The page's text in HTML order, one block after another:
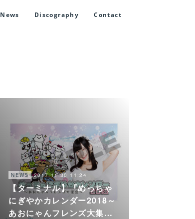
News Discography Contact
NEWS 2017.11.30 11:24
【ターミナル】『めっちゃ
にぎやかカレンダー2018～
あおにゃんフレンズ大集…